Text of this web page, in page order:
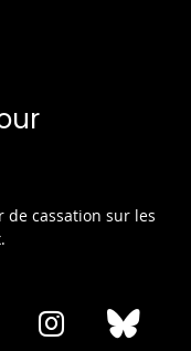
de cassation sur les
Share
Share